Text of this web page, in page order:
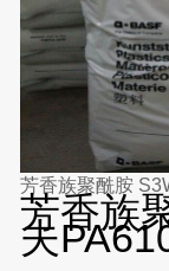
芳香族
夫